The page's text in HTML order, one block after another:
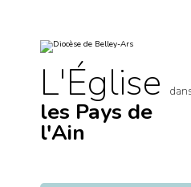
L'Église
les Pays de
l'Ain